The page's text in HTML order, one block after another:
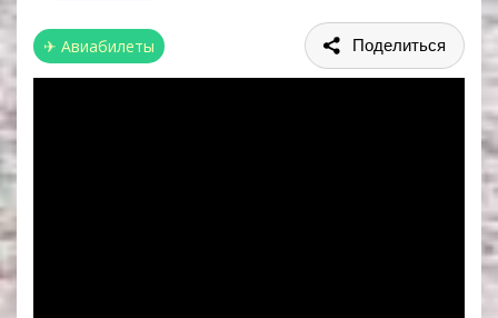
✈ Авиабилеты Поделиться